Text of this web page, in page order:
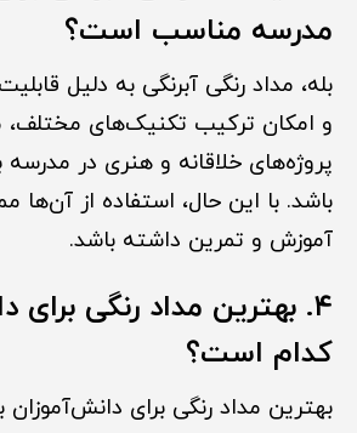
مدرسه مناسب است؟
بله، مداد رنگی آبرنگی به دلیل
و امکان ترکیب تکنیک‌های مختلف،
پروژه‌های خلاقانه و هنری در
باشد. با این حال، استفاده از آن‌ها
آموزش و تمرین داشته باشد.
۴. بهترین مداد رنگی برای
کدام است؟
بهترین مداد رنگی برای